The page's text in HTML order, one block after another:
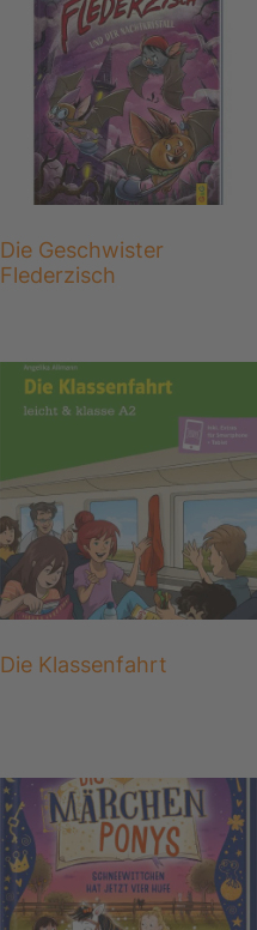
Die Geschwister
Flederzisch
Die Klassenfahrt